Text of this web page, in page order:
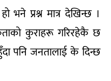
भने प्रश्न मात्र देखिन्छ ।
कुराहरू गरिरहेकै छ
पनि जनतालाई के दिन्छ